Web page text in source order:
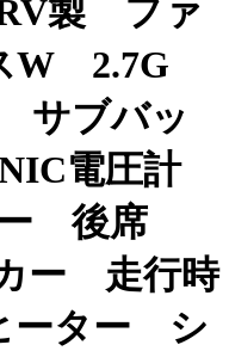
製 ファ
W 2.7G
ブバッ
電圧計
ー 後席
ー 走行時
ーター シ